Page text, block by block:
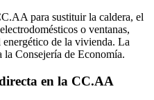
para sustituir la caldera, el
o ventanas,
de la vivienda. La
Consejería de Economía.
en la CC.AA